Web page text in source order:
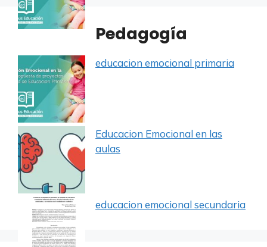
Pedagogía
educacion emocional primaria
Educacion Emocional en las
aulas
educacion emocional secundaria